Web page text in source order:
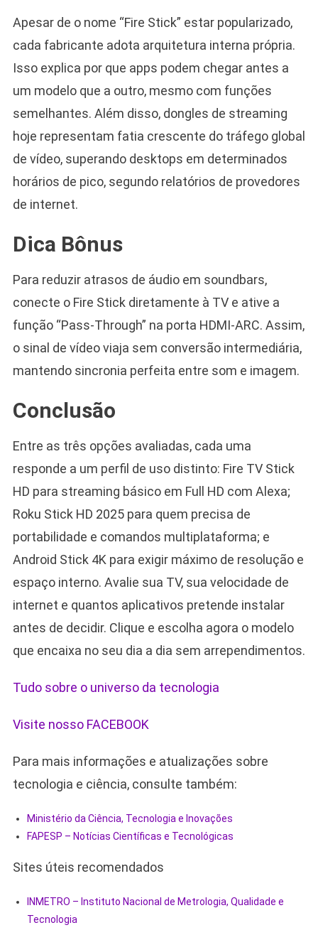
Apesar de o nome “Fire Stick” estar popularizado,
cada fabricante adota arquitetura interna própria.
Isso explica por que apps podem chegar antes a
um modelo que a outro, mesmo com funções
semelhantes. Além disso, dongles de streaming
hoje representam fatia crescente do tráfego global
de vídeo, superando desktops em determinados
horários de pico, segundo relatórios de provedores
de internet.
Dica Bônus
Para reduzir atrasos de áudio em soundbars,
conecte o Fire Stick diretamente à TV e ative a
função “Pass-Through” na porta HDMI-ARC. Assim,
o sinal de vídeo viaja sem conversão intermediária,
mantendo sincronia perfeita entre som e imagem.
Conclusão
Entre as três opções avaliadas, cada uma
responde a um perfil de uso distinto: Fire TV Stick
HD para streaming básico em Full HD com Alexa;
Roku Stick HD 2025 para quem precisa de
portabilidade e comandos multiplataforma; e
Android Stick 4K para exigir máximo de resolução e
espaço interno. Avalie sua TV, sua velocidade de
internet e quantos aplicativos pretende instalar
antes de decidir. Clique e escolha agora o modelo
que encaixa no seu dia a dia sem arrependimentos.
Tudo sobre o universo da tecnologia
Visite nosso FACEBOOK
Para mais informações e atualizações sobre
tecnologia e ciência, consulte também:
Ministério da Ciência, Tecnologia e Inovações
FAPESP – Notícias Científicas e Tecnológicas
Sites úteis recomendados
INMETRO – Instituto Nacional de Metrologia, Qualidade e
Tecnologia